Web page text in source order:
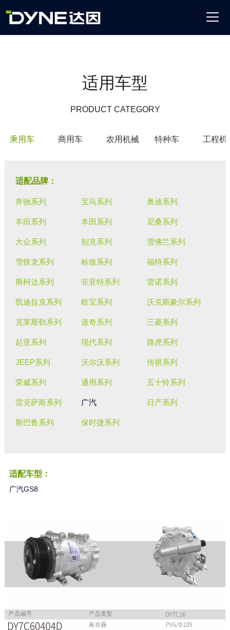
适用车型
PRODUCT CATEGORY
乘用车 商用车 农用机械 特种车 工程机
适配品牌：
奔驰系列 宝马系列 奥迪系列
丰田系列 本田系列 尼桑系列
大众系列 别克系列 雪佛兰系列
雪铁龙系列 标致系列 福特系列
斯柯达系列 菲亚特系列 雷诺系列
凯迪拉克系列 欧宝系列 沃克斯豪尔系列
克莱斯勒系列 道奇系列 三菱系列
起亚系列 现代系列 路虎系列
JEEP系列 沃尔沃系列 传祺系列
荣威系列 通用系列 五十铃系列
雷克萨斯系列 广汽 日产系列
斯巴鲁系列 保时捷系列
适配车型：
广汽GS8